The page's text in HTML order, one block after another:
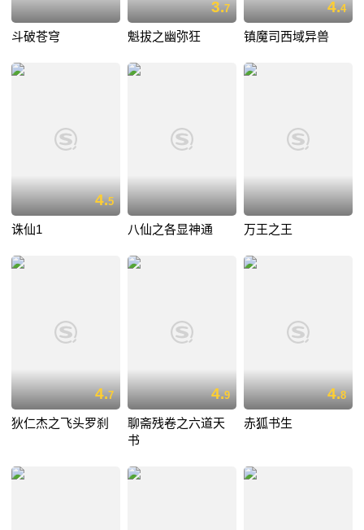
斗破苍穹
3.7
魁拔之幽弥狂
4.4
镇魔司西域异兽
4.5
诛仙1 八仙之各显神通 万王之王
4.7
狄仁杰之飞头罗刹
4.9
聊斋残卷之六道天
书
4.8
赤狐书生